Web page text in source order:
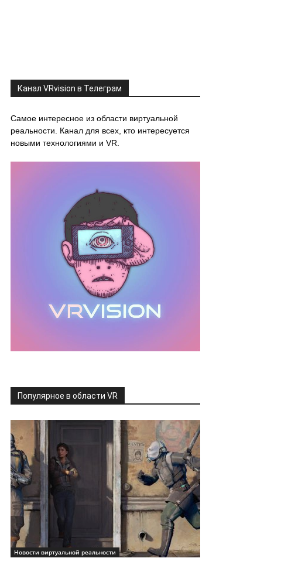
Канал VRvision в Телеграм
Самое интересное из области виртуальной
реальности. Канал для всех, кто интересуется
новыми технологиями и VR.
Популярное в области VR
Новости виртуальной реальности